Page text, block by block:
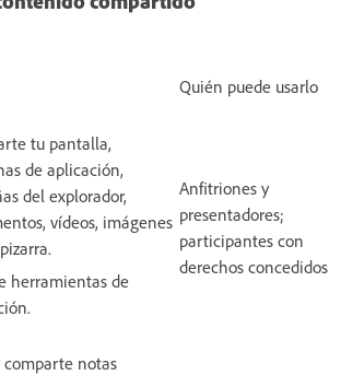
Quién puede usarlo
tu pantalla,
de aplicación,
del explorador,
vídeos, imágenes
herramientas de
Anfitriones y
presentadores;
participantes con
derechos concedidos
comparte notas